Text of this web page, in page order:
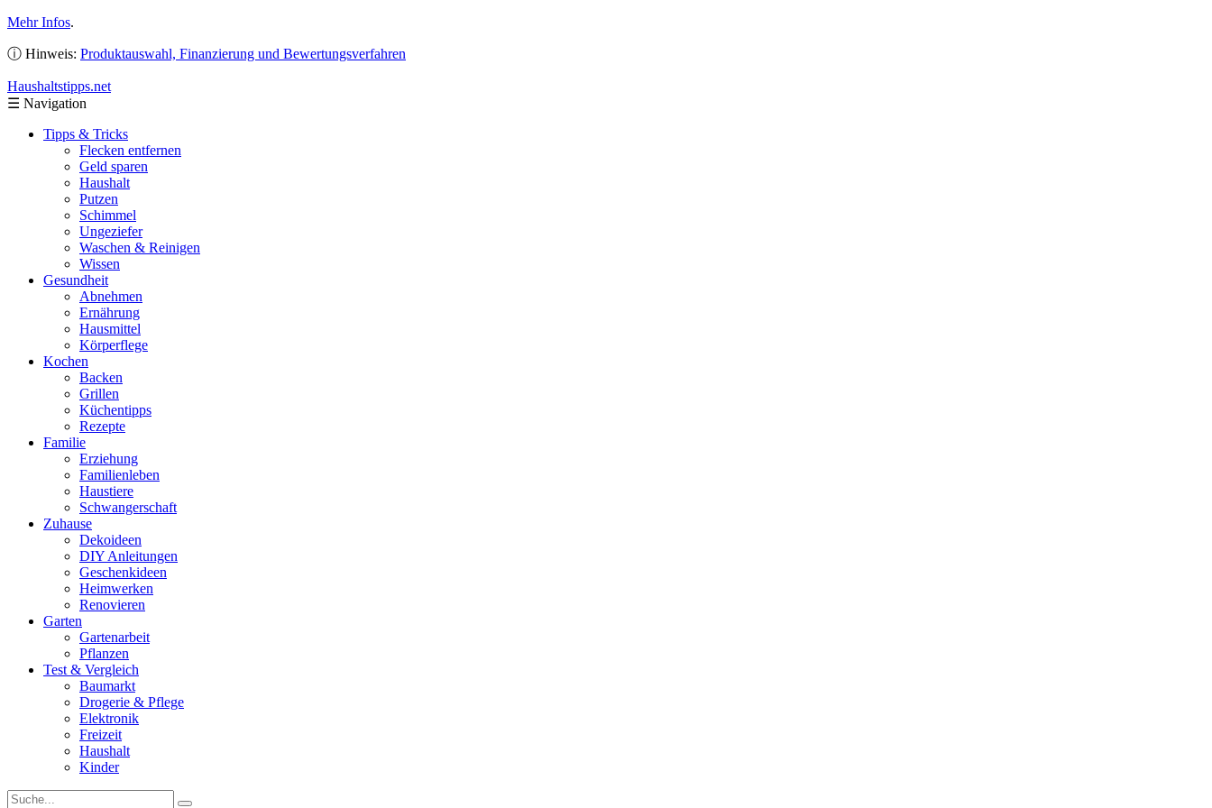
Mehr Infos.
ⓘ Hinweis: Produktauswahl, Finanzierung und Bewertungsverfahren
Haushaltstipps.net
☰ Navigation
Tipps & Tricks
Flecken entfernen
Geld sparen
Haushalt
Putzen
Schimmel
Ungeziefer
Waschen & Reinigen
Wissen
Gesundheit
Abnehmen
Ernährung
Hausmittel
Körperflege
Kochen
Backen
Grillen
Küchentipps
Rezepte
Familie
Erziehung
Familienleben
Haustiere
Schwangerschaft
Zuhause
Dekoideen
DIY Anleitungen
Geschenkideen
Heimwerken
Renovieren
Garten
Gartenarbeit
Pflanzen
Test & Vergleich
Baumarkt
Drogerie & Pflege
Elektronik
Freizeit
Haushalt
Kinder